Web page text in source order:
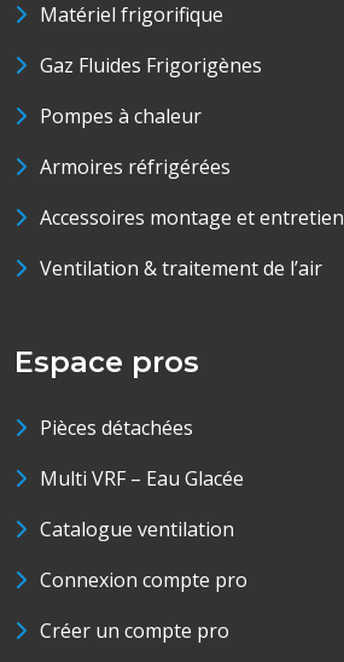
Matériel frigorifique
Gaz Fluides Frigorigènes
Pompes à chaleur
Armoires réfrigérées
Accessoires montage et entretien
Ventilation & traitement de l’air
Espace pros
Pièces détachées
Multi VRF – Eau Glacée
Catalogue ventilation
Connexion compte pro
Créer un compte pro